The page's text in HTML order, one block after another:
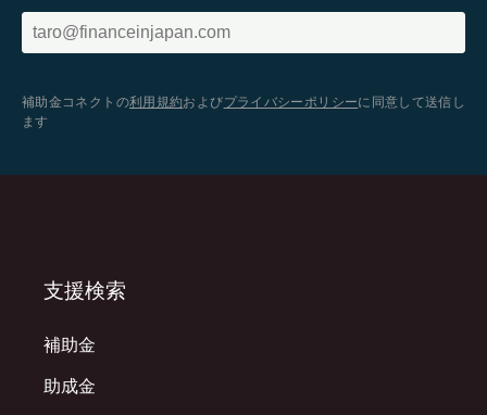
補助金コネクトの利用規約およびプライバシーポリシーに同意して送信し
ます
支援検索
補助金
助成金